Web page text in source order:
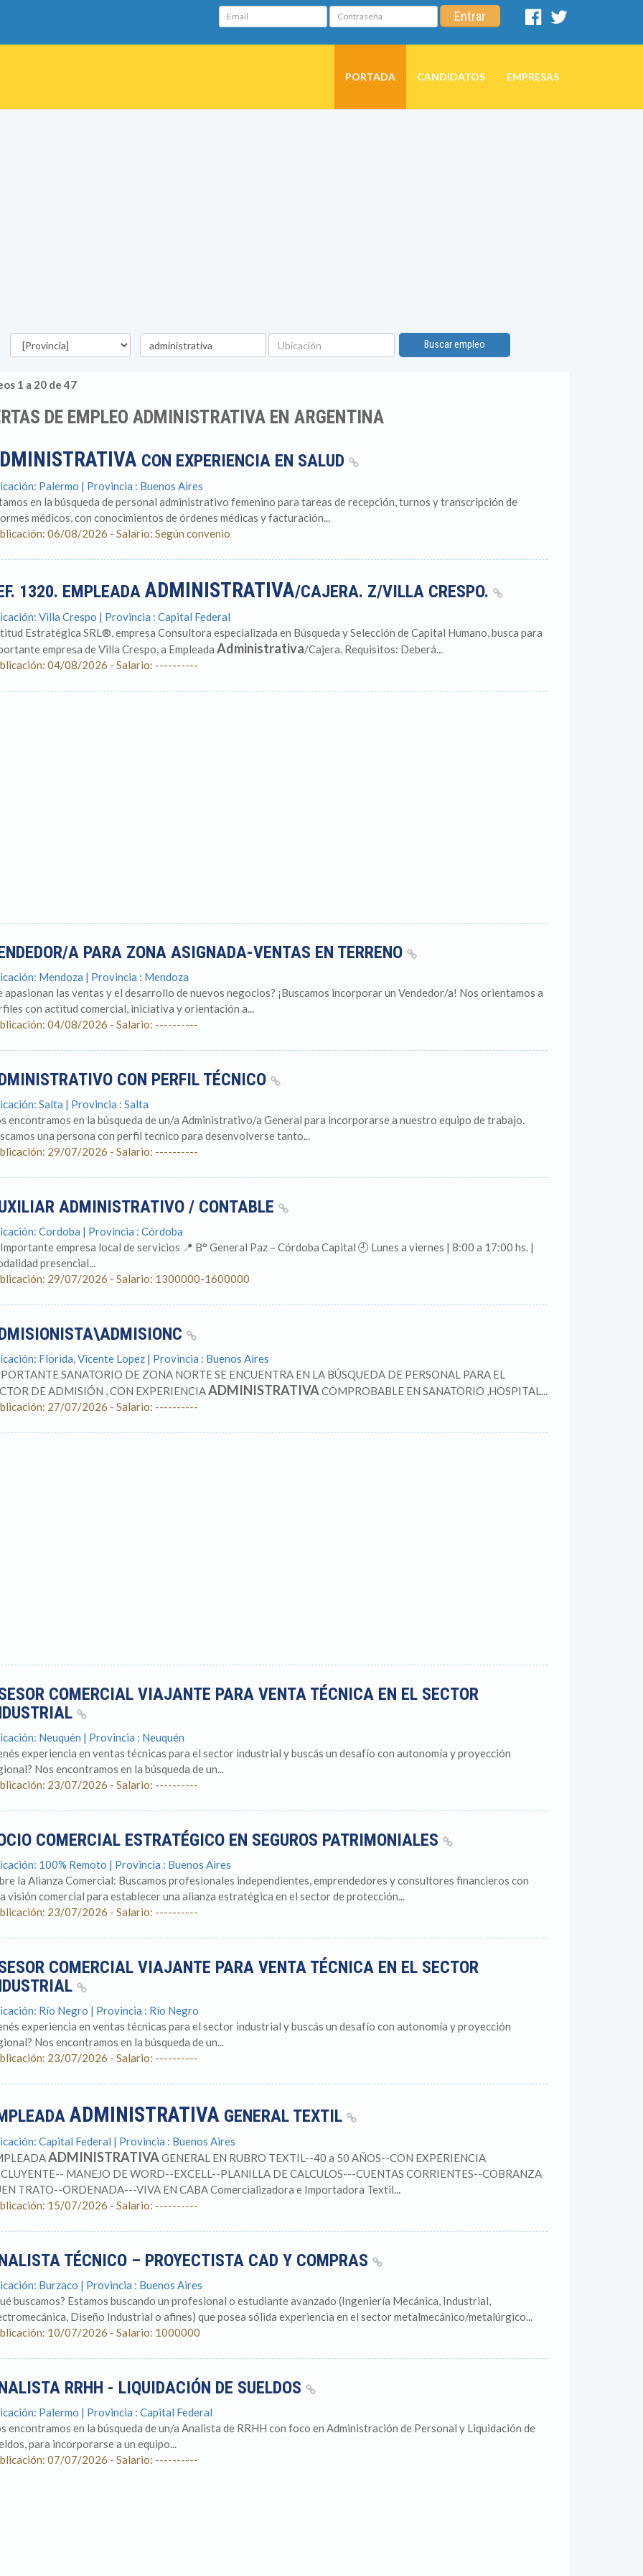
Email Contraseña Entrar
Facebook
PORTADA CANDIDATOS EMPRESAS
Provincia
Palabra
clave
Ubicación
Buscar empleo
1 a 20 de 47
DE EMPLEO ADMINISTRATIVA EN ARGENTINA
CON EXPERIENCIA EN SALUD
Palermo | Provincia : Buenos Aires
en la búsqueda de personal administrativo femenino para tareas de recepción, turnos y transcripción de
médicos, con conocimientos de órdenes médicas y facturación...
06/08/2026 - Salario: Según convenio
1320. EMPLEADA ADMINISTRATIVA/CAJERA. Z/VILLA CRESPO.
Villa Crespo | Provincia : Capital Federal
Estratégica SRL®, empresa Consultora especializada en Búsqueda y Selección de Capital Humano, busca para
empresa de Villa Crespo, a Empleada Administrativa/Cajera. Requisitos: Deberá...
04/08/2026 - Salario: ----------
A PARA ZONA ASIGNADA-VENTAS EN TERRENO
Mendoza | Provincia : Mendoza
apasionan las ventas y el desarrollo de nuevos negocios? ¡Buscamos incorporar un Vendedor/a! Nos orientamos a
con actitud comercial, iniciativa y orientación a...
04/08/2026 - Salario: ----------
CON PERFIL TÉCNICO
Salta | Provincia : Salta
encontramos en la búsqueda de un/a Administrativo/a General para incorporarse a nuestro equipo de trabajo.
una persona con perfil tecnico para desenvolverse tanto...
29/07/2026 - Salario: ----------
ADMINISTRATIVO / CONTABLE
Cordoba | Provincia : Córdoba
empresa local de servicios 📍 B° General Paz – Córdoba Capital 🕘 Lunes a viernes | 8:00 a 17:00 hs. |
presencial...
29/07/2026 - Salario: 1300000-1600000
Florida, Vicente Lopez | Provincia : Buenos Aires
SANATORIO DE ZONA NORTE SE ENCUENTRA EN LA BÚSQUEDA DE PERSONAL PARA EL
DE ADMISIÓN , CON EXPERIENCIAADMINISTRATIVACOMPROBABLE EN SANATORIO ,HOSPITAL...
27/07/2026 - Salario: ----------
COMERCIAL VIAJANTE PARA VENTA TÉCNICA EN EL SECTOR
Neuquén | Provincia : Neuquén
experiencia en ventas técnicas para el sector industrial y buscás un desafío con autonomía y proyección
Nos encontramos en la búsqueda de un...
23/07/2026 - Salario: ----------
COMERCIAL ESTRATÉGICO EN SEGUROS PATRIMONIALES
100% Remoto | Provincia : Buenos Aires
la Alianza Comercial: Buscamos profesionales independientes, emprendedores y consultores financieros con
visión comercial para establecer una alianza estratégica en el sector de protección...
23/07/2026 - Salario: ----------
COMERCIAL VIAJANTE PARA VENTA TÉCNICA EN EL SECTOR
Río Negro | Provincia : Río Negro
experiencia en ventas técnicas para el sector industrial y buscás un desafío con autonomía y proyección
Nos encontramos en la búsqueda de un...
23/07/2026 - Salario: ----------
ADMINISTRATIVA GENERAL TEXTIL
Capital Federal | Provincia : Buenos Aires
ADMINISTRATIVAGENERAL EN RUBRO TEXTIL--40 a 50 AÑOS--CON EXPERIENCIA
MANEJO DE WORD--EXCELL--PLANILLA DE CALCULOS---CUENTAS CORRIENTES--COBRANZA
TRATO--ORDENADA---VIVA EN CABA Comercializadora e Importadora Textil...
15/07/2026 - Salario: ----------
TÉCNICO – PROYECTISTA CAD Y COMPRAS
Burzaco | Provincia : Buenos Aires
buscamos? Estamos buscando un profesional o estudiante avanzado (Ingeniería Mecánica, Industrial,
Diseño Industrial o afines) que posea sólida experiencia en el sector metalmecánico/metalúrgico...
10/07/2026 - Salario: 1000000
RRHH - LIQUIDACIÓN DE SUELDOS
Palermo | Provincia : Capital Federal
encontramos en la búsqueda de un/a Analista de RRHH con foco en Administración de Personal y Liquidación de
para incorporarse a un equipo...
07/07/2026 - Salario: ----------